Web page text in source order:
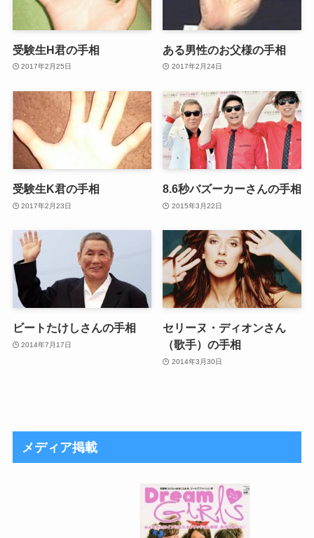
受験生H君の手相
2017年2月25日
ある男性のお父様の手相
2017年2月24日
受験生K君の手相
2017年2月23日
8.6秒バズーカーさんの手相
2015年3月22日
ビートたけしさんの手相
2014年7月17日
セリーヌ・ディオンさん
（歌手）の手相
2014年3月30日
メディア掲載